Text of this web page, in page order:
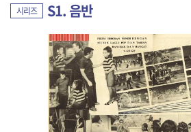
시리즈 S1. 음반